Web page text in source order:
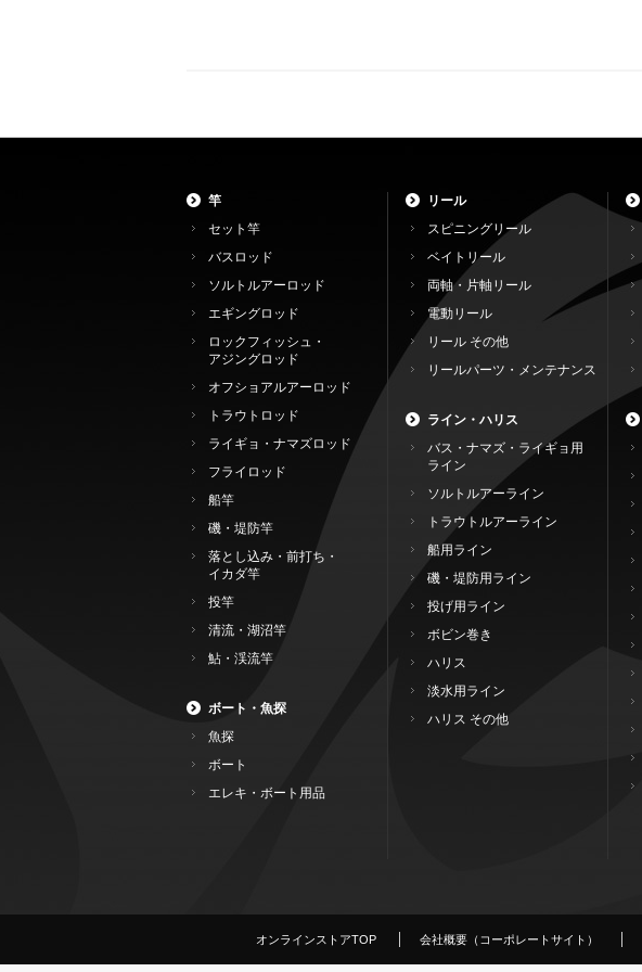
竿
セット竿
バスロッド
ソルトルアーロッド
エギングロッド
ロックフィッシュ・
アジングロッド
オフショアルアーロッド
トラウトロッド
ライギョ・ナマズロッド
フライロッド
船竿
磯・堤防竿
落とし込み・前打ち・
イカダ竿
投竿
清流・湖沼竿
鮎・渓流竿
ボート・魚探
魚探
ボート
エレキ・ボート用品
リール
スピニングリール
ベイトリール
両軸・片軸リール
電動リール
リール その他
リールパーツ・メンテナンス
ライン・ハリス
バス・ナマズ・ライギョ用
ライン
ソルトルアーライン
トラウトルアーライン
船用ライン
磯・堤防用ライン
投げ用ライン
ボビン巻き
ハリス
淡水用ライン
ハリス その他
オンラインストアTOP 会社概要（コーポレートサイト）